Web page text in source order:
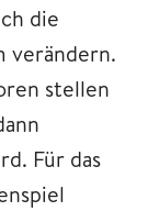
die
verändern.
stellen
Für das